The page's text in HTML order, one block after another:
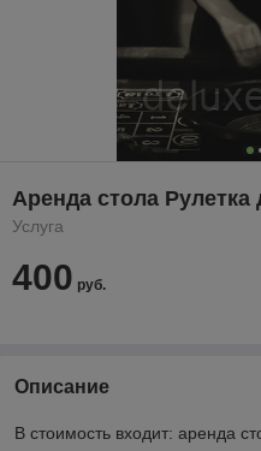
Аренда стола
Услуга
400 руб.
Описание
В стоимость входит: аренда